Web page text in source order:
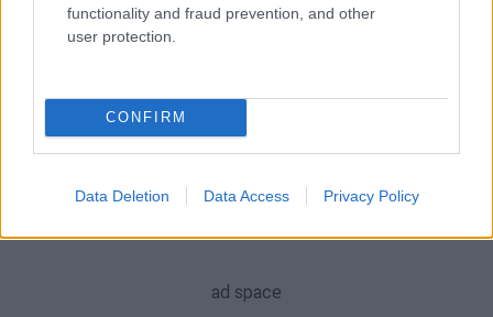
functionality and fraud prevention, and other
user protection.
CONFIRM
Data Deletion Data Access Privacy Policy